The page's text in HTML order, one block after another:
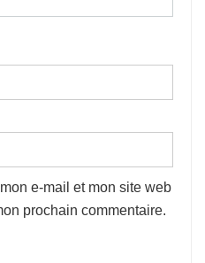
e-mail et mon site web
prochain commentaire.